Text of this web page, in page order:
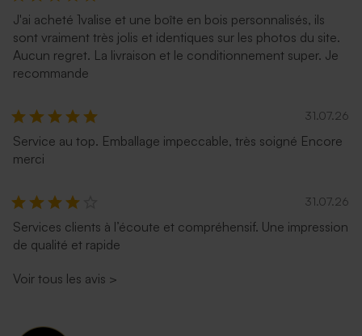
Enveloppe naissance rouille
longue
Enveloppe rectangle dorée
Superbe enveloppe noire
J'ai acheté 1valise et une boîte en bois personnalisés, ils
sont vraiment très jolis et identiques sur les photos du site.
Aucun regret. La livraison et le conditionnement super. Je
recommande
31.07.26
Service au top. Emballage impeccable, très soigné Encore
merci
31.07.26
Services clients à l’écoute et compréhensif. Une impression
de qualité et rapide
Voir tous les avis >